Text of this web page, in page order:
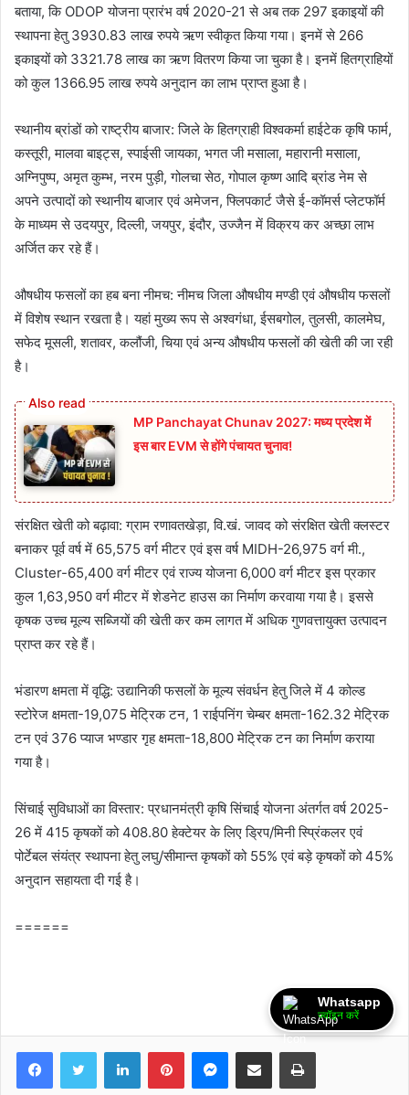
बताया, कि ODOP योजना प्रारंभ वर्ष 2020-21 से अब तक 297 इकाइयों की
स्थापना हेतु 3930.83 लाख रुपये ऋण स्वीकृत किया गया। इनमें से 266
इकाइयों को 3321.78 लाख का ऋण वितरण किया जा चुका है। इनमें हितग्राहियों
को कुल 1366.95 लाख रुपये अनुदान का लाभ प्राप्त हुआ है।
स्थानीय ब्रांडों को राष्ट्रीय बाजार: जिले के हितग्राही विश्वकर्मा हाईटेक कृषि फार्म,
कस्तूरी, मालवा बाइट्स, स्पाईसी जायका, भगत जी मसाला, महारानी मसाला,
अग्निपुष्प, अमृत कुम्भ, नरम पुड़ी, गोलचा सेठ, गोपाल कृष्ण आदि ब्रांड नेम से
अपने उत्पादों को स्थानीय बाजार एवं अमेजन, फ्लिपकार्ट जैसे ई-कॉमर्स प्लेटफॉर्म
के माध्यम से उदयपुर, दिल्ली, जयपुर, इंदौर, उज्जैन में विक्रय कर अच्छा लाभ
अर्जित कर रहे हैं।
औषधीय फसलों का हब बना नीमच: नीमच जिला औषधीय मण्डी एवं औषधीय फसलों
में विशेष स्थान रखता है। यहां मुख्य रूप से अश्वगंधा, ईसबगोल, तुलसी, कालमेघ,
सफेद मूसली, शतावर, कलौंजी, चिया एवं अन्य औषधीय फसलों की खेती की जा रही
है।
MP Panchayat Chunav 2027: मध्य प्रदेश में
इस बार EVM से होंगे पंचायत चुनाव!
संरक्षित खेती को बढ़ावा: ग्राम रणावतखेड़ा, वि.खं. जावद को संरक्षित खेती क्लस्टर
बनाकर पूर्व वर्ष में 65,575 वर्ग मीटर एवं इस वर्ष MIDH-26,975 वर्ग मी.,
Cluster-65,400 वर्ग मीटर एवं राज्य योजना 6,000 वर्ग मीटर इस प्रकार
कुल 1,63,950 वर्ग मीटर में शेडनेट हाउस का निर्माण करवाया गया है। इससे
कृषक उच्च मूल्य सब्जियों की खेती कर कम लागत में अधिक गुणवत्तायुक्त उत्पादन
प्राप्त कर रहे हैं।
भंडारण क्षमता में वृद्धि: उद्यानिकी फसलों के मूल्य संवर्धन हेतु जिले में 4 कोल्ड
स्टोरेज क्षमता-19,075 मेट्रिक टन, 1 राईपनिंग चेम्बर क्षमता-162.32 मेट्रिक
टन एवं 376 प्याज भण्डार गृह क्षमता-18,800 मेट्रिक टन का निर्माण कराया
गया है।
सिंचाई सुविधाओं का विस्तार: प्रधानमंत्री कृषि सिंचाई योजना अंतर्गत वर्ष 2025-
26 में 415 कृषकों को 408.80 हेक्टेयर के लिए ड्रिप/मिनी स्प्रिंकलर एवं
पोर्टेबल संयंत्र स्थापना हेतु लघु/सीमान्त कृषकों को 55% एवं बड़े कृषकों को 45%
अनुदान सहायता दी गई है।
======
FacebookTwitter LinkedInPinterestMessenger
Share via Email Print
Whatsapp
ज्वॉइन करें